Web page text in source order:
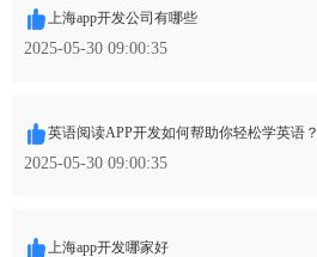
上海app开发公司有哪些
2025-05-30 09:00:35
英语阅读APP开发如何帮助你轻松学英语？
2025-05-30 09:00:35
上海app开发哪家好